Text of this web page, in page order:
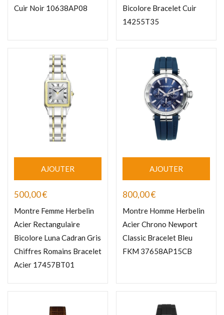
Cuir Noir 10638AP08
Bicolore Bracelet Cuir
14255T35
AJOUTER
500,00€
Montre Femme Herbelin
Acier Rectangulaire
Bicolore Luna Cadran Gris
Chiffres Romains Bracelet
Acier 17457BT01
AJOUTER
800,00€
Montre Homme Herbelin
Acier Chrono Newport
Classic Bracelet Bleu
FKM 37658AP15CB